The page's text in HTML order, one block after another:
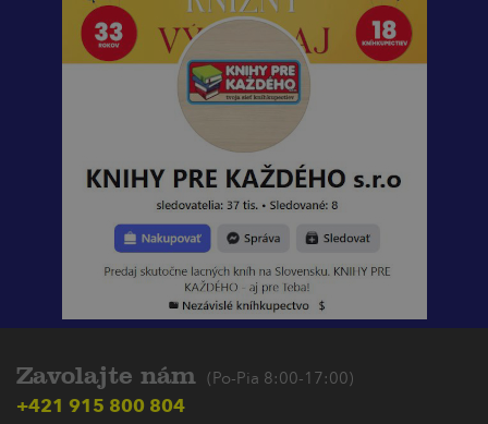
Zavolajte nám (Po-Pia 8:00-17:00)
+421 915 800 804